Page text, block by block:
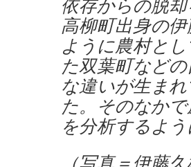
依存からの脱
高柳町出身の
ように農村と
た双葉町など
な違いが生ま
た。そのなか
を分析するよ
（写真＝伊藤